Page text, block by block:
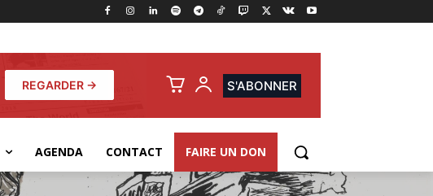
REGARDER → S'ABONNER
AGENDA CONTACT FAIRE UN DON